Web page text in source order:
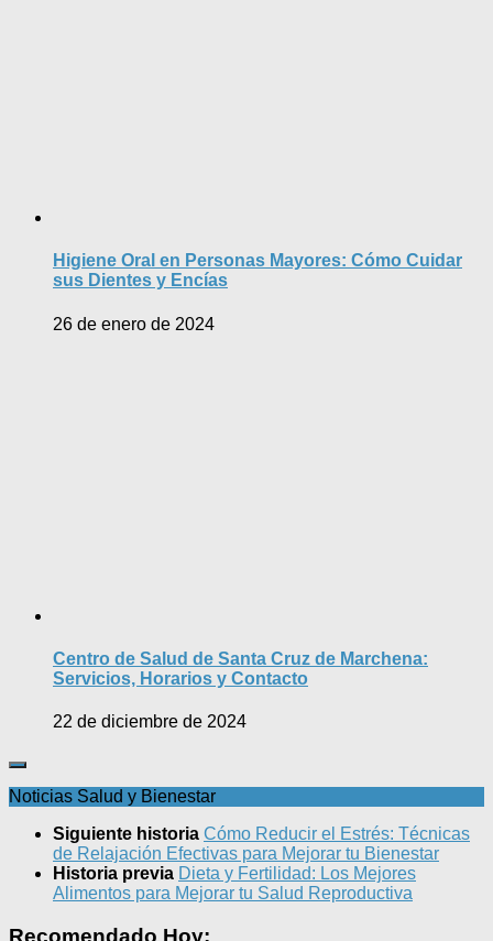
Higiene Oral en Personas Mayores: Cómo Cuidar
sus Dientes y Encías
26 de enero de 2024
Centro de Salud de Santa Cruz de Marchena:
Servicios, Horarios y Contacto
22 de diciembre de 2024
Noticias Salud y Bienestar
Siguiente historia Cómo Reducir el Estrés: Técnicas
de Relajación Efectivas para Mejorar tu Bienestar
Historia previa Dieta y Fertilidad: Los Mejores
Alimentos para Mejorar tu Salud Reproductiva
Recomendado Hoy: